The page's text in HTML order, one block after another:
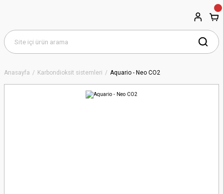
Anasayfa Karbondioksit sistemleri Aquario - Neo CO2